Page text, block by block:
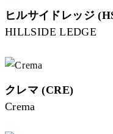
ヒルサイドレッジ
HILLSIDE LEDGE
クレマ (CRE)
Crema